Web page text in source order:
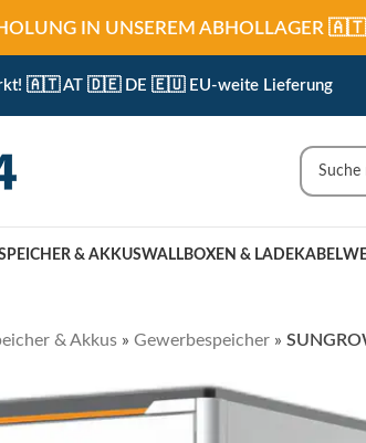
🇦🇹 AT 🇩🇪 DE 🇪🇺 EU-weite Lieferung
& AKKUSWALLBOXEN & LADEKABEL
& Akkus » Gewerbespeicher »
IN UNSEREM ABHOLLAGER